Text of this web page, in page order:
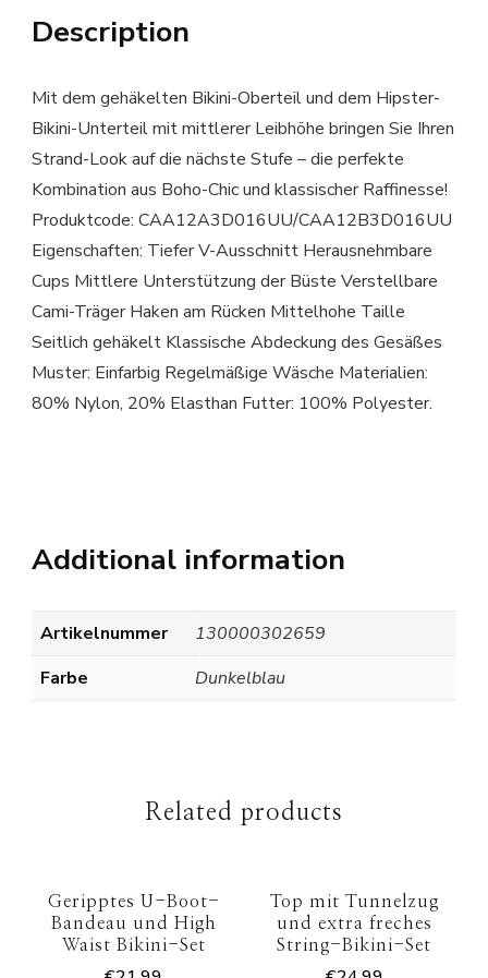
Description
Mit dem gehäkelten Bikini-Oberteil und dem Hipster-
Bikini-Unterteil mit mittlerer Leibhöhe bringen Sie Ihren
Strand-Look auf die nächste Stufe – die perfekte
Kombination aus Boho-Chic und klassischer Raffinesse!
Produktcode: CAA12A3D016UU/CAA12B3D016UU
Eigenschaften: Tiefer V-Ausschnitt Herausnehmbare
Cups Mittlere Unterstützung der Büste Verstellbare
Cami-Träger Haken am Rücken Mittelhohe Taille
Seitlich gehäkelt Klassische Abdeckung des Gesäßes
Muster: Einfarbig Regelmäßige Wäsche Materialien:
80% Nylon, 20% Elasthan Futter: 100% Polyester.
Additional information
Artikelnummer
130000302659
Farbe
Dunkelblau
Related products
Geripptes U-Boot-
Bandeau und High
Waist Bikini-Set
Top mit Tunnelzug
und extra freches
String-Bikini-Set